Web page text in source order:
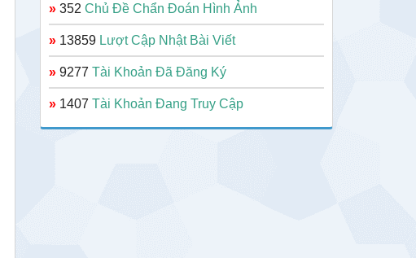
» 352 Chủ Đề Chẩn Đoán Hình Ảnh
» 13859 Lượt Cập Nhật Bài Viết
» 9277 Tài Khoản Đã Đăng Ký
» 1407 Tài Khoản Đang Truy Cập